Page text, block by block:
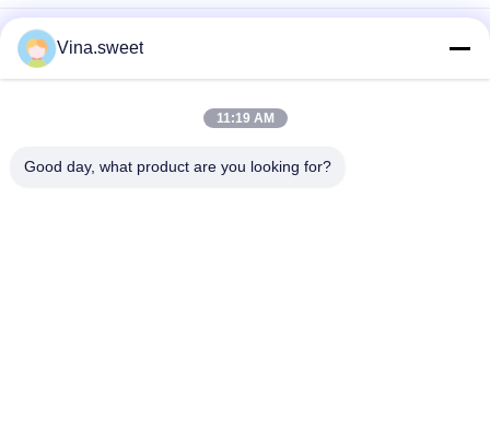
Части для грузовых автомобилей Hino Насос на рулевое
управление 44310-E0310 14714-99020 Использование Для
грузовых автомобилей HINO 700 ZS FS E13C
Запчасти для грузовиков HINO Бренд HNTC
Компрессорный насос S2910-E0C02 Использование для
Vina.sweet
11:19 AM
Good day, what product are you looking for?